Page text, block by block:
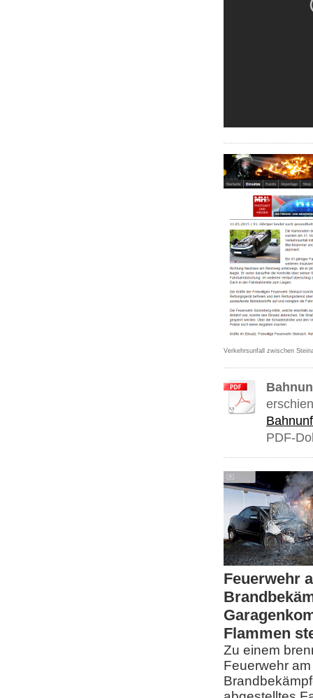
Verkehrsunfall zwischen
PDF-
Feuerwehr
Flammen
Zu einem
Feuerwehr